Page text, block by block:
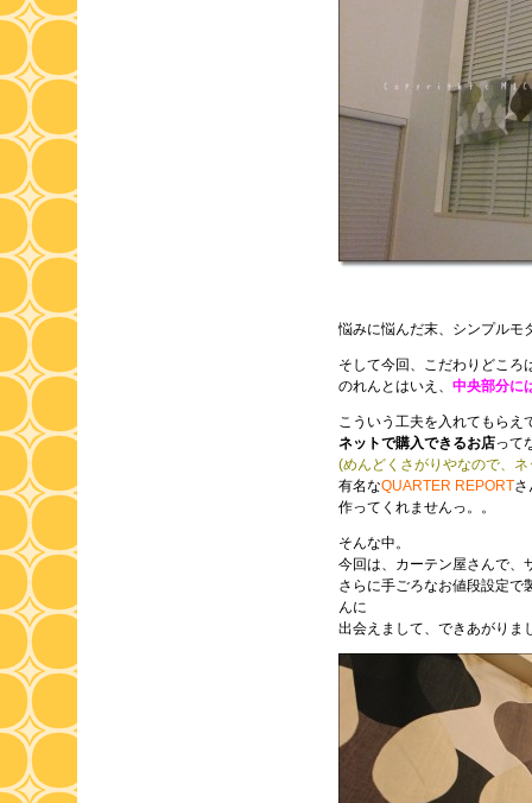
悩みに悩んだ末、シンプルモ
そして今回、こだわりどころ
のれんとはいえ、 中央部分に
こういう工夫を入れてもらえ
ネットで購入できるお店って
(めんどくさがりやなので、
有名なQUARTER REPORT
作ってくれませんっ。。
そんな中。
今回は、カーテン屋さんで、
さらに手ごろなお値段設定で
んに
出会えまして、できあがりま